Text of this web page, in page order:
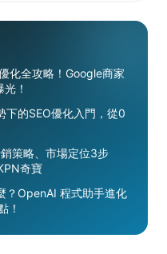
化全攻略！Google商家
！
下的SEO優化入門，從0
策略、市場定位3步
奇寶
？OpenAI 程式助手進化
！